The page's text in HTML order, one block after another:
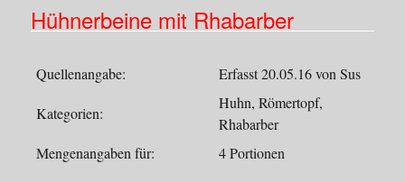
Hühnerbeine mit Rhabarber
Quellenangabe: Erfasst 20.05.16 von Sus
Kategorien:
Huhn, Römertopf,
Rhabarber
Mengenangaben für:
4 Portionen